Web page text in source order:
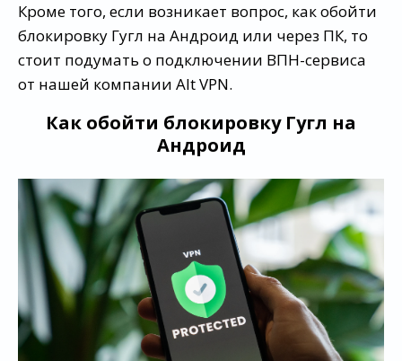
Кроме того, если возникает вопрос, как обойти
блокировку Гугл на Андроид или через ПК, то
стоит подумать о подключении ВПН-сервиса
от нашей компании Alt VPN.
Как обойти блокировку Гугл на
Андроид